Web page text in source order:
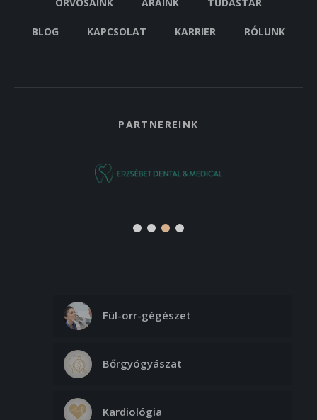
BLOG KAPCSOLAT KARRIER RÓLUNK
PARTNEREINK
Fül-orr-gégészet
Bőrgyógyászat
Kardiológia